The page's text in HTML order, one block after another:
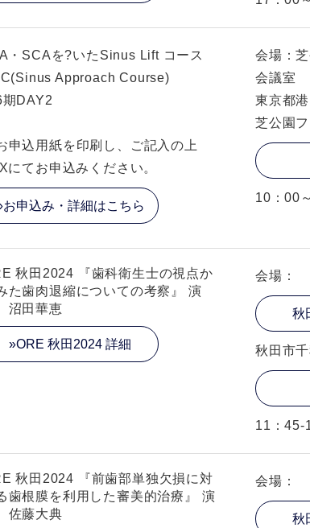
・SCAを?いたSinus Lift コース
Approach Course)
期DAY2
申込用紙を印刷し、ご記入の上
にてお申込みください。
お申込み・詳細はこちら
会場：
会議室
東京都
芝公園
10：00
秋田2024 『歯科衛生士の視点か
た歯肉退縮についての考察』 演
田華恵
»ORE 秋田2024 詳細
会場：
秋
秋田市
11：45-
秋田2024 『前歯部単独欠損に対
歯根膜を利用した審美的治療』 演
藤大典
会場：
秋